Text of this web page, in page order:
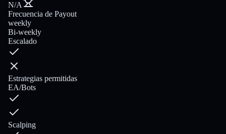
N/A
Frecuencia de Payout
weekly
Bi-weekly
Escalado
Estrategias permitidas
EA/Bots
Scalping